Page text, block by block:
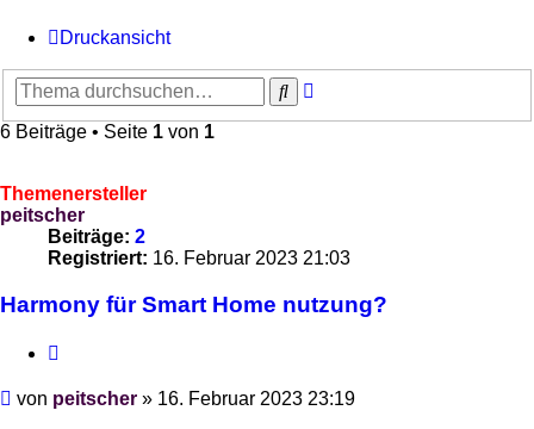
Druckansicht
Suche
6 Beiträge • Seite 1 von 1
Themenersteller
peitscher
Beiträge: 2
Registriert: 16. Februar 2023 21:03
Harmony für Smart Home nutzung?
Beitrag
von peitscher » 16. Februar 2023 23:19